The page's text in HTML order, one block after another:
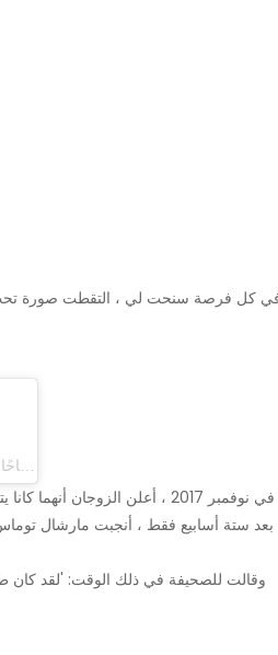
في نوفمبر 2017 ، أعلن
بعد ستة أسابيع فقط ، أنجبت مارشال توماس ريان
وقالت للصحيفة في ذلك الوقت: 'لقد كان